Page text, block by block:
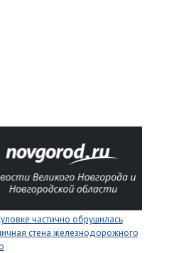
частично обрушилась
стена железнодорожного